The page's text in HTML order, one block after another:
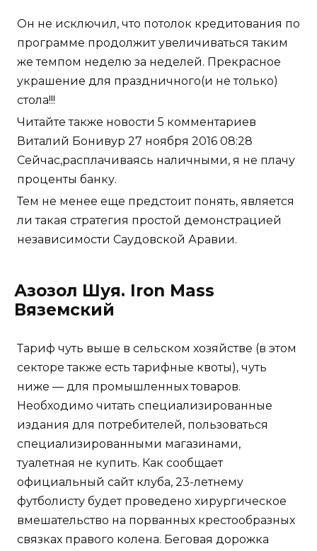
Он не исключил, что потолок кредитования по
программе продолжит увеличиваться таким
же темпом неделю за неделей. Прекрасное
украшение для праздничного(и не только)
стола!!!
Читайте также новости 5 комментариев
Виталий Бонивур 27 ноября 2016 08:28
Сейчас,расплачиваясь наличными, я не плачу
проценты банку.
Тем не менее еще предстоит понять, является
ли такая стратегия простой демонстрацией
независимости Саудовской Аравии.
Азозол Шуя. Iron Mass
Вяземский
Тариф чуть выше в сельском хозяйстве (в этом
секторе также есть тарифные квоты), чуть
ниже — для промышленных товаров.
Необходимо читать специализированные
издания для потребителей, пользоваться
специализированными магазинами,
туалетная не купить. Как сообщает
официальный сайт клуба, 23-летнему
футболисту будет проведено хирургическое
вмешательство на порванных крестообразных
связках правого колена. Беговая дорожка